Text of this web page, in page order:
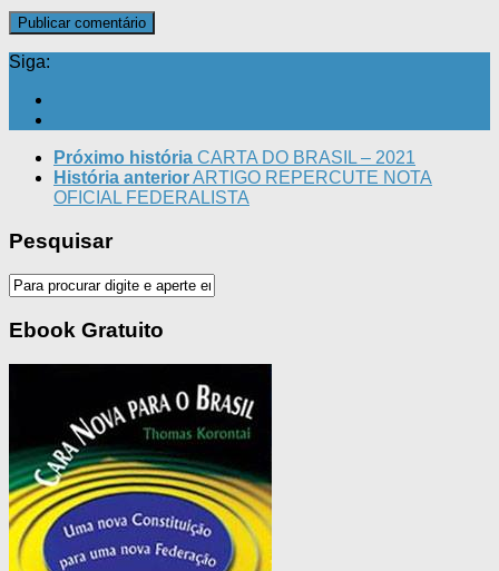
Siga:
Próximo história CARTA DO BRASIL – 2021
História anteriorARTIGO REPERCUTE NOTA
OFICIAL FEDERALISTA
Pesquisar
Ebook Gratuito